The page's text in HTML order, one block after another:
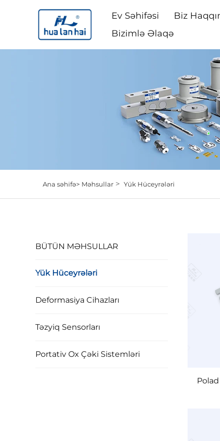
Ev Səhifəsi
Biz
Bizimlə Əlaqə
Ana səhifə> Məhsullar > Yük Hüceyrələri
BÜTÜN MƏHSULLAR
Yük Hüceyrələri
Deformasiya Cihazları
Təzyiq Sensorları
Portativ Ox Çəki Sistemləri